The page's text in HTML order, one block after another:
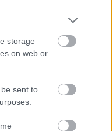
storage
on web or
sent to Κούβελου